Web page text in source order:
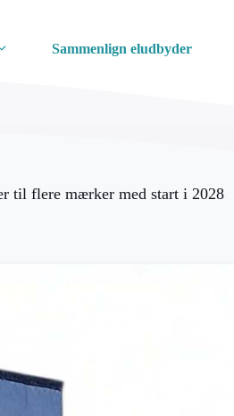
Sammenlign eludbyder
til flere mærker med start i 2028